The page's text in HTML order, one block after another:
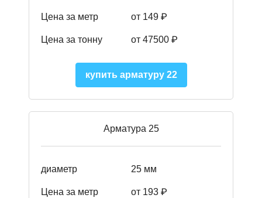
Цена за метр от 149 ₽
Цена за тонну от 47500 ₽
купить арматуру 22
Арматура 25
диаметр 25 мм
Цена за метр от 193 ₽